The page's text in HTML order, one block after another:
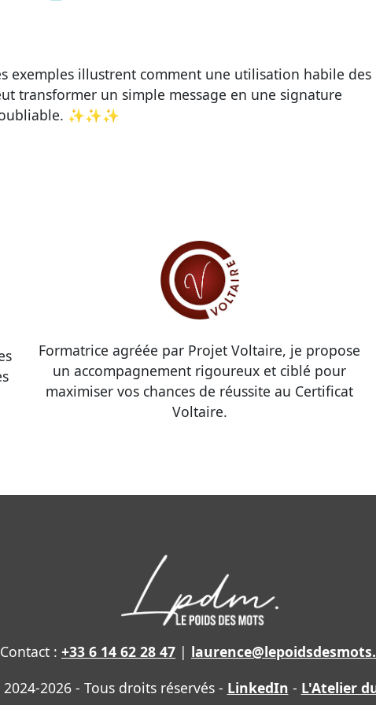
exemples illustrent comment une utilisation habile des
transformer un simple message en une signature
✨✨✨
Formatrice agréée par Projet Voltaire, je propose
un accompagnement rigoureux et ciblé pour
maximiser vos chances de réussite au Certificat
Voltaire.
Contact : +33 6 14 62 28 47 |
2026 - Tous droits réservés - LinkedIn - L'Atelier